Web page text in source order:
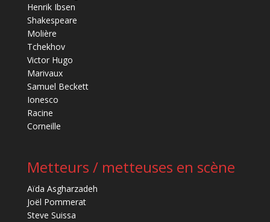
Henrik Ibsen
Shakespeare
Molière
Tchekhov
Victor Hugo
Marivaux
Samuel Beckett
Ionesco
Racine
Corneille
Metteurs / metteuses en scène
Aïda Asgharzadeh
Joël Pommerat
Steve Suissa